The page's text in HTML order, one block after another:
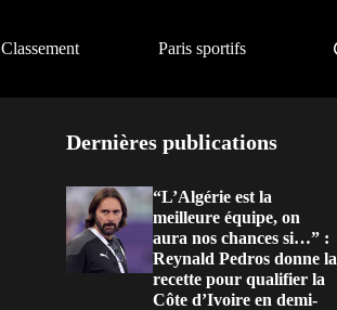
Classement Paris sportifs
Dernières publications
“L’Algérie est la
meilleure équipe, on
aura nos chances si…” :
Reynald Pedros donne la
recette pour qualifier la
Côte d’Ivoire en demi-